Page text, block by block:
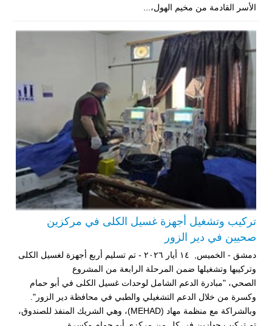
الأسر القادمة من مخيم الهول،...
تركيب وتشغيل أجهزة غسيل الكلى في مركزين
صحيين في دير الزور
دمشق - الخميس, ١٤ أيار ٢٠٢٦ - تم تسليم أربع أجهزة لغسيل الكلى
وتركيبها وتشغيلها ضمن المرحلة الرابعة من المشروع
الصحي، "مبادرة الدعم الشامل لوحدات غسيل الكلى في أبو حمام
وكسرة من خلال الدعم التشغيلي والطبي في محافظة دير الزور".
وبالشراكة مع منظمة مهاد (MEHAD)، وهي الشريك المنفذ للصندوق،